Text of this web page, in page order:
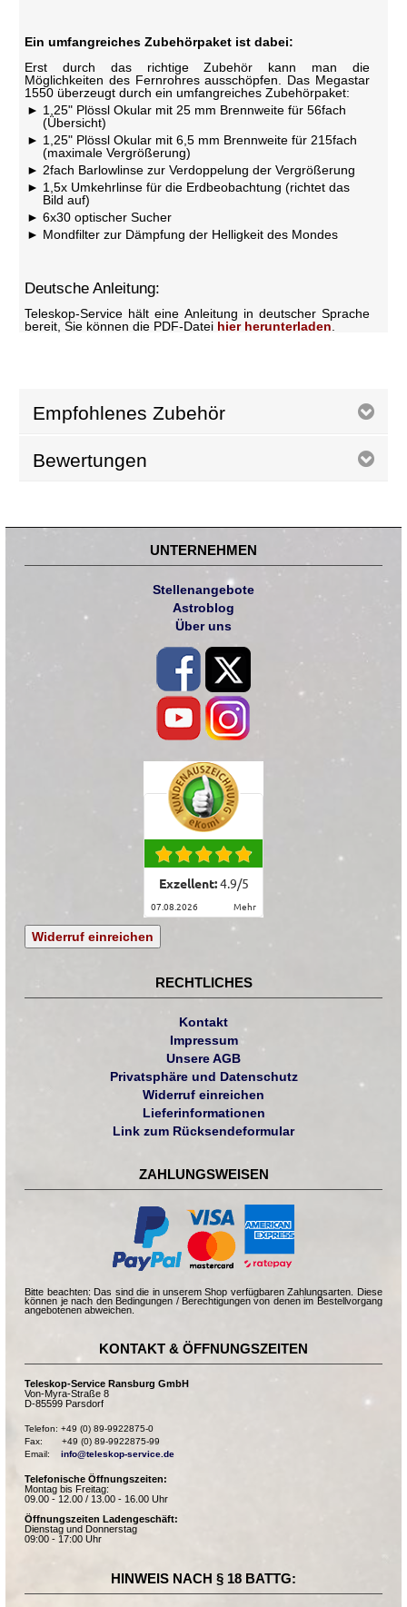
Ein umfangreiches Zubehörpaket ist dabei:
Erst durch das richtige Zubehör kann man die
Möglichkeiten des Fernrohres ausschöpfen. Das Megastar
1550 überzeugt durch ein umfangreiches Zubehörpaket:
1,25" Plössl Okular mit 25 mm Brennweite für 56fach
(Übersicht)
1,25" Plössl Okular mit 6,5 mm Brennweite für 215fach
(maximale Vergrößerung)
2fach Barlowlinse zur Verdoppelung der Vergrößerung
1,5x Umkehrlinse für die Erdbeobachtung (richtet das
Bild auf)
6x30 optischer Sucher
Mondfilter zur Dämpfung der Helligkeit des Mondes
Deutsche Anleitung:
Teleskop-Service hält eine Anleitung in deutscher Sprache
bereit, Sie können die PDF-Datei hier herunterladen
Empfohlenes Zubehör
Bewertungen
UNTERNEHMEN
Stellenangebote
Astroblog
Über uns
Exzellent:4.9/5
07.08.2026 mehr
Widerruf einreichen
RECHTLICHES
Kontakt
Impressum
Unsere AGB
Privatsphäre und Datenschutz
Widerruf einreichen
Lieferinformationen
Link zum Rücksendeformular
ZAHLUNGSWEISEN
Bitte beachten: Das sind die in unserem Shop verfügbaren Zahlungsarten. Diese
können je nach den Bedingungen / Berechtigungen von denen im Bestellvorgang
angebotenen abweichen.
KONTAKT & ÖFFNUNGSZEITEN
Teleskop-Service Ransburg GmbH
Von-Myra-Straße 8
D-85599 Parsdorf
Telefon: +49 (0) 89-9922875-0
Fax:       +49 (0) 89-9922875-99
Email: info@teleskop-service.de
Telefonische Öffnungszeiten:
Montag bis Freitag:
09.00 - 12.00 / 13.00 - 16.00 Uhr
Öffnungszeiten Ladengeschäft:
Dienstag und Donnerstag
09:00 - 17:00 Uhr
HINWEIS NACH § 18 BATTG: